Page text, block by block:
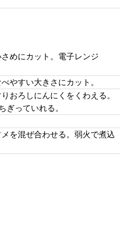
めにカット。電子レンジ
やすい大きさにカット。
ろしにんにくをくわえる。
ぎっていれる。
を混ぜ合わせる。弱火で煮込